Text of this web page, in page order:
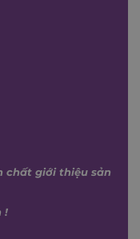
chất giới thiệu sản
!